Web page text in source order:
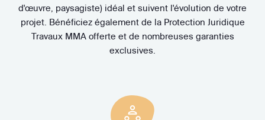
d'œuvre, paysagiste) idéal et suivent l'évolution de votre
projet. Bénéficiez également de la Protection Juridique
Travaux MMA offerte et de nombreuses garanties
exclusives.